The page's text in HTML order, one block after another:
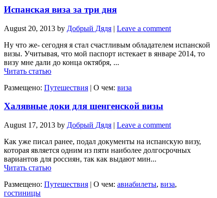
Испанская виза за три дня
August 20, 2013 by Добрый Дядя | Leave a comment
Ну что же- сегодня я стал счастливым обладателем испанской
визы. Учитывая, что мой паспорт истекает в январе 2014, то
визу мне дали до конца октября, ...
Читать статью
Размещено: Путешествия | О чем: виза
Халявные доки для шенгенской визы
August 17, 2013 by Добрый Дядя | Leave a comment
Как уже писал ранее, подал документы на испанскую визу,
которая является одним из пяти наиболее долгосрочных
вариантов для россиян, так как выдают мин...
Читать статью
Размещено: Путешествия | О чем: авиабилеты, виза,
гостиницы